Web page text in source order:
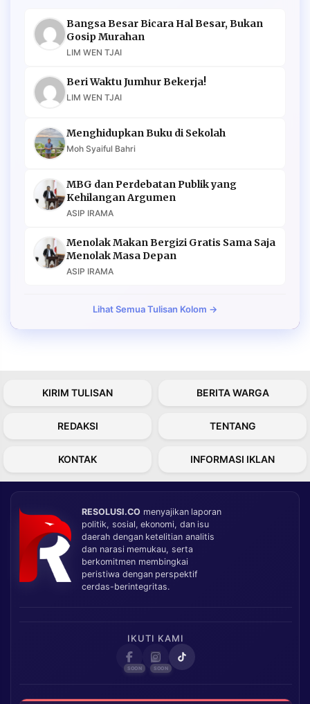
Bangsa Besar Bicara Hal Besar, Bukan
Gosip Murahan
LIM WEN TJAI
Beri Waktu Jumhur Bekerja!
LIM WEN TJAI
Menghidupkan Buku di Sekolah
Moh Syaiful Bahri
MBG dan Perdebatan Publik yang
Kehilangan Argumen
ASIP IRAMA
Menolak Makan Bergizi Gratis Sama Saja
Menolak Masa Depan
ASIP IRAMA
Lihat Semua Tulisan Kolom →
KIRIM TULISAN BERITA WARGA
REDAKSI TENTANG
KONTAK INFORMASI IKLAN
RESOLUSI.CO menyajikan laporan
politik, sosial, ekonomi, dan isu
daerah dengan ketelitian analitis
dan narasi memukau, serta
berkomitmen membingkai
peristiwa dengan perspektif
cerdas-berintegritas.
IKUTI KAMI